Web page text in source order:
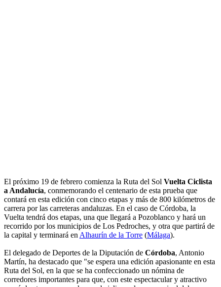
El próximo 19 de febrero comienza la Ruta del Sol Vuelta Ciclista
a Andalucía, conmemorando el centenario de esta prueba que
contará en esta edición con cinco etapas y más de 800 kilómetros de
carrera por las carreteras andaluzas. En el caso de Córdoba, la
Vuelta tendrá dos etapas, una que llegará a Pozoblanco y hará un
recorrido por los municipios de Los Pedroches, y otra que partirá de
la capital y terminará en Alhaurín de la Torre (Málaga).
El delegado de Deportes de la Diputación de Córdoba, Antonio
Martín, ha destacado que "se espera una edición apasionante en esta
Ruta del Sol, en la que se ha confeccionado un nómina de
corredores importantes para que, con este espectacular y atractivo